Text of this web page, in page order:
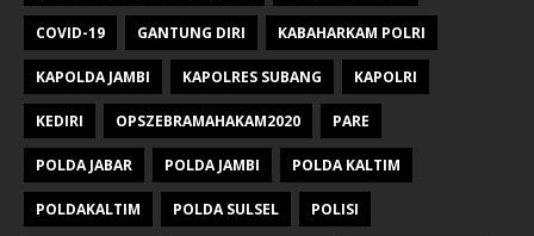
COVID-19 GANTUNG DIRI KABAHARKAM POLRI
KAPOLDA JAMBI KAPOLRES SUBANG KAPOLRI
KEDIRI OPSZEBRAMAHAKAM2020 PARE
POLDA JABAR POLDA JAMBI POLDA KALTIM
POLDAKALTIM POLDA SULSEL POLISI